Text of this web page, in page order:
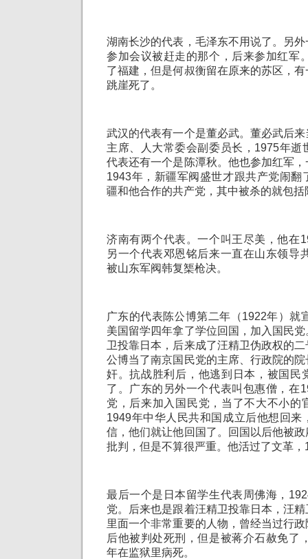
湖南长沙的代表，毛泽东不用说了。另
参加会议被赶走的那个，后来参加红军
了福建，但是何叔衡留在原来的苏区，
跳崖死了。
武汉的代表有一个是董必武。董必武后
主席、人大常委会副委员长，1975年逝
代表还有一个是陈潭秋。他也参加红军
1943年，新疆军阀盛世才跟共产党闹翻
疆和他合作的共产党，其中被杀的就包括
济南有两个代表。一个叫王尽美，他在
另一个代表邓恩铭后来一直在山东领导
被山东军阀韩复榘枪决。
广东的代表陈公博第二年（1922年）就
美国留学四年拿了学位回国，加入国民
卫投靠日本，后来成了汪精卫伪政权的
公博当了南京国民党的主席、行政院的
奸。抗战胜利后，他逃到日本，被国民
了。广东的另外一个代表叫包惠僧，在
党，后来加入国民党，当了不大不小的
1949年中华人民共和国成立后他想回来
信，他们就让他回国了。回国以后他被
批判，但是不算很严重。他活过了文革
最后一个是日本留学生代表周佛海，
党。后来也是跟着汪精卫投靠日本，汪
里面一个非常重要的人物，曾经当过行
后他被判处死刑，但是被蒋介石赦免了
年在监狱里病死。